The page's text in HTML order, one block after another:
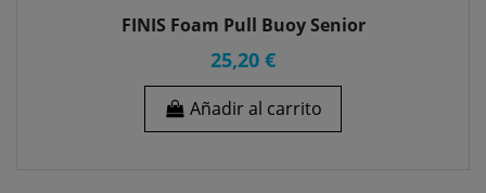
FINIS Foam Pull Buoy Senior
25,20 €
Añadir al carrito